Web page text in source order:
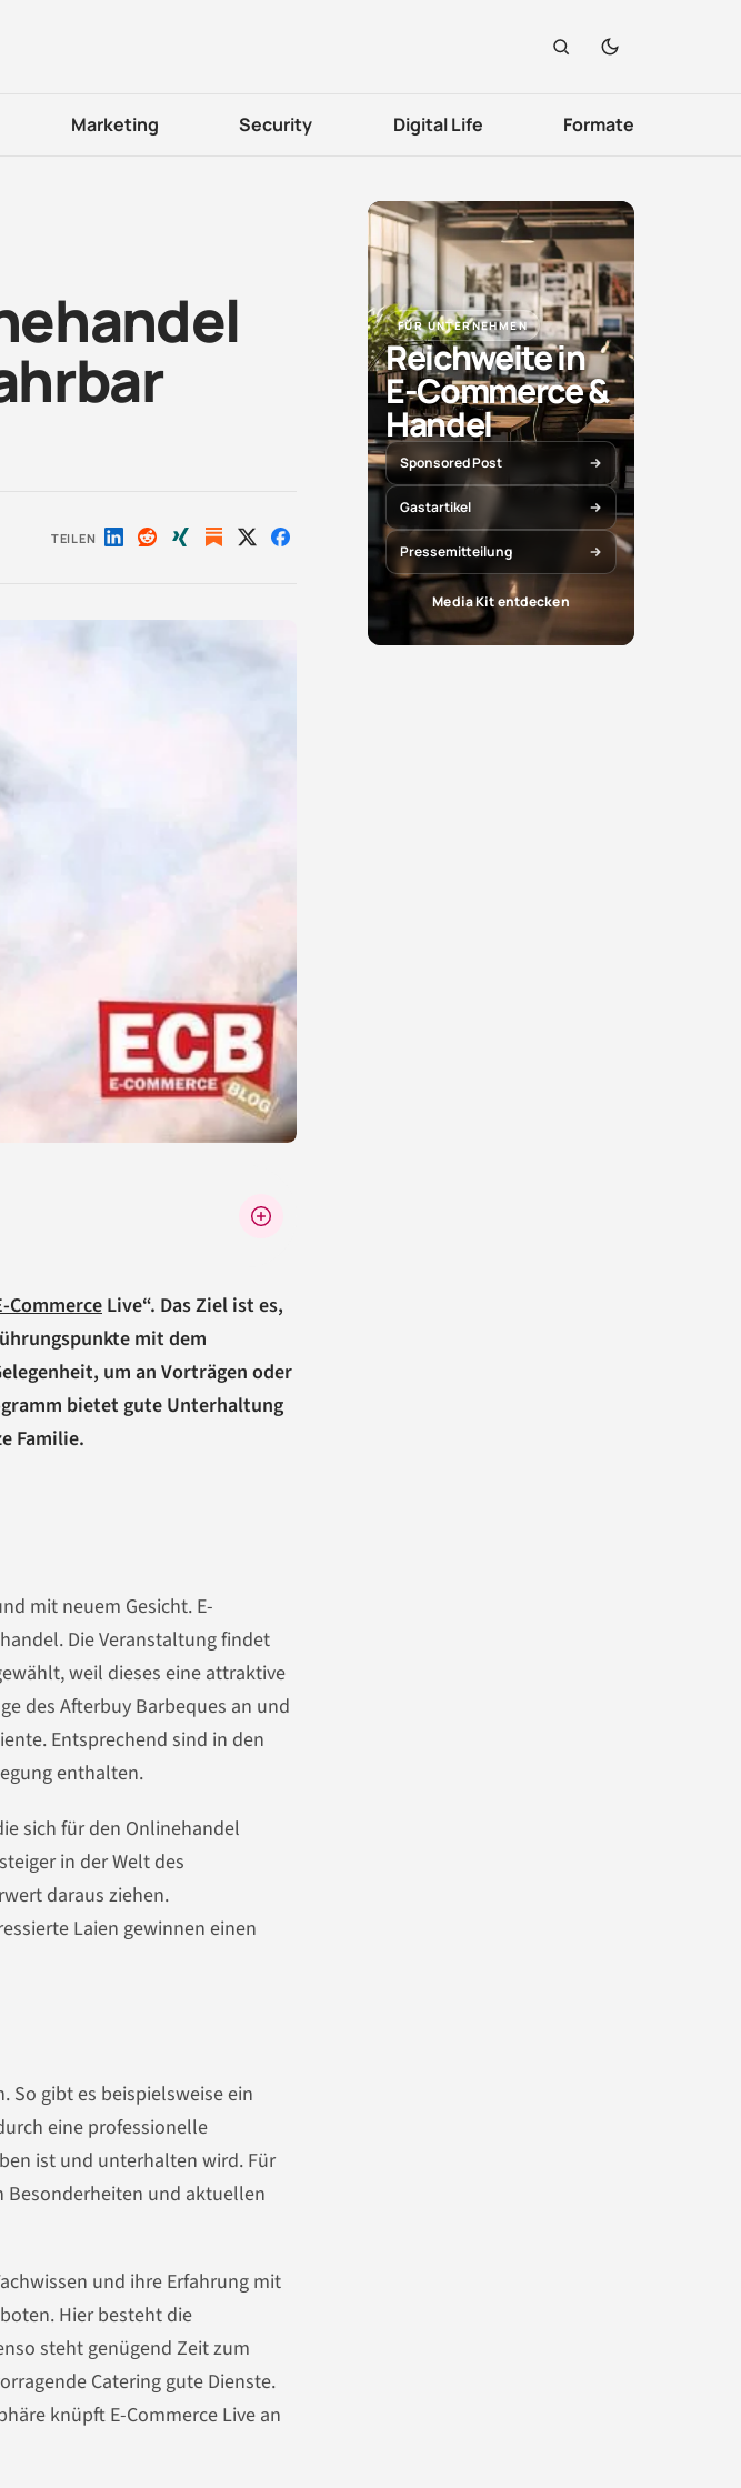
Marketing Security Digital Life Formate
TEILEN Auf Auf Auf Auf Auf
CommerceLive“. Das Ziel ist es,
mit dem
um an Vorträgen oder
bietet gute Unterhaltung
Familie.
mit neuem Gesicht. E-
Die Veranstaltung findet
weil dieses eine attraktive
des Afterbuy Barbeques an und
Entsprechend sind in den
enthalten.
sich für den Onlinehandel
in der Welt des
daraus ziehen.
Laien gewinnen einen
So gibt es beispielsweise ein
eine professionelle
ist und unterhalten wird. Für
Besonderheiten und aktuellen
und ihre Erfahrung mit
Hier besteht die
steht genügend Zeit zum
Catering gute Dienste.
knüpft E-Commerce Live an
FÜR UNTERNEHMEN
Reichweite in
E-Commerce &
Handel
Sponsored Post
Gastartikel
Pressemitteilung
Media Kit entdecken